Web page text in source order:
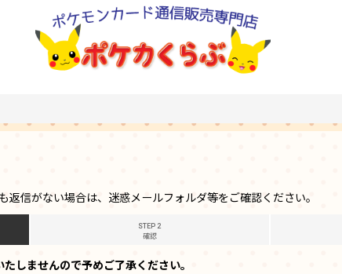
返信がない場合は、迷惑メールフォルダ等をご確認ください。
STEP 2
確認
しませんので予めご了承ください。